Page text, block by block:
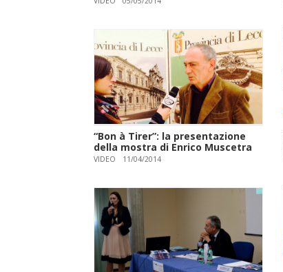
“Bon à Tirer”: la presentazione
della mostra di Enrico Muscetra
VIDEO 11/04/2014